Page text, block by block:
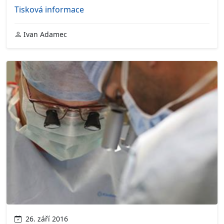
Tisková informace
Ivan Adamec
26. září 2016